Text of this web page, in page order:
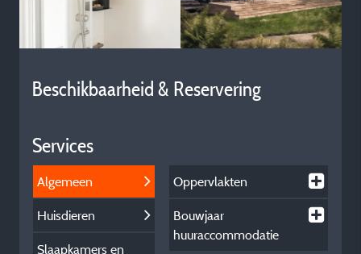
Beschikbaarheid & Reservering
Services
Algemeen
Huisdieren
Slaapkamers en
Oppervlakten
Bouwjaar
huuraccommodatie